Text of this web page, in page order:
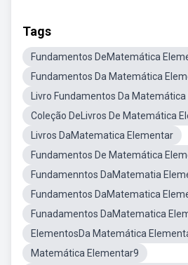
Tags
Fundamentos DeMatemática
Fundamentos Da Matemática
Livro Fundamentos Da
Coleção DeLivros De Matemática
Livros DaMatematica Elementar
Fundamentos De Matemática
Fundamenntos DaMatematia
Fundamentos DaMatematica
Funadamentos DaMatematica
ElementosDa Matemática
Matemática Elementar9